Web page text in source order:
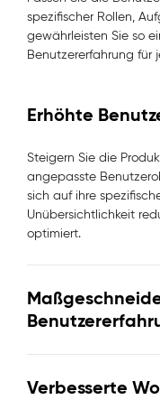
spezifischer Rollen,
gewährleisten Sie so
Benutzererfahrung für
Erhöhte
Steigern Sie die
angepasste
sich auf ihre
Unübersichtlichkeit
optimiert.
Verbesserte